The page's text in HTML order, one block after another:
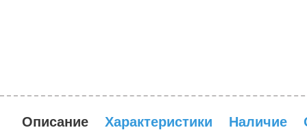
Описание Характеристики Наличие